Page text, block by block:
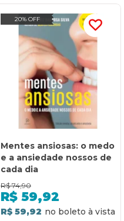
20% OFF
Mentes ansiosas: o medo
e a ansiedade nossos de
cada dia
R$ 74,90
R$ 59,92
R$ 59,92